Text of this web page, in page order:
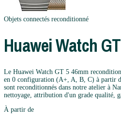
Objets connectés reconditionné
HuaweiWatch
Le Huawei Watch GT 5 46mm
en 0 configuration (A+, A, B, C) à partir
sont reconditionnés dans notre atelier à
nettoyage, attribution d'un grade qualité,
À partir de